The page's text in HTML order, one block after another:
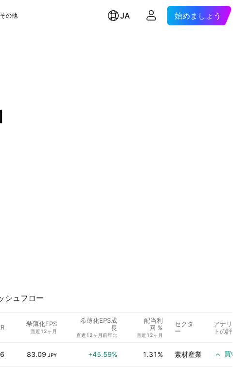
その他 JA 始めましょう
シュフロー
希薄化EPS
直近12ヶ月
希薄化EPS成
長
直近12ヶ月前年比
配当利
回 %
直近12ヶ月
セクタ
ー
アナリス
トの評価
83.09 JPY +45.59% 1.31% 素材産業 買い